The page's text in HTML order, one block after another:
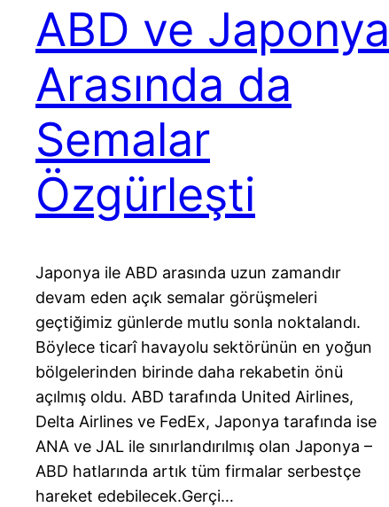
ABD ve Japonya
Arasında da
Semalar
Özgürleşti
Japonya ile ABD arasında uzun zamandır
devam eden açık semalar görüşmeleri
geçtiğimiz günlerde mutlu sonla noktalandı.
Böylece ticarî havayolu sektörünün en yoğun
bölgelerinden birinde daha rekabetin önü
açılmış oldu. ABD tarafında United Airlines,
Delta Airlines ve FedEx, Japonya tarafında ise
ANA ve JAL ile sınırlandırılmış olan Japonya –
ABD hatlarında artık tüm firmalar serbestçe
hareket edebilecek.Gerçi…